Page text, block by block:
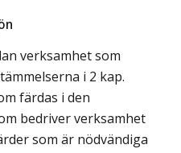
verksamhet som
i 2 kap.
färdas i den
bedriver verksamhet
som är nödvändiga